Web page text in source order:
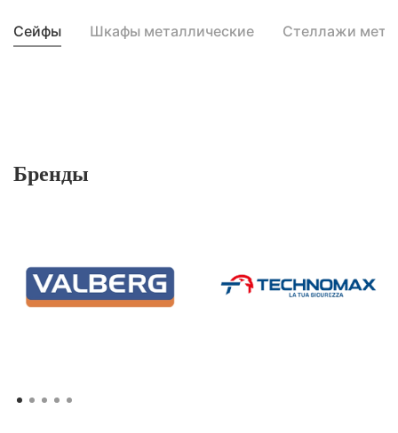
Сейфы Шкафы металлические Стеллажи
Бренды